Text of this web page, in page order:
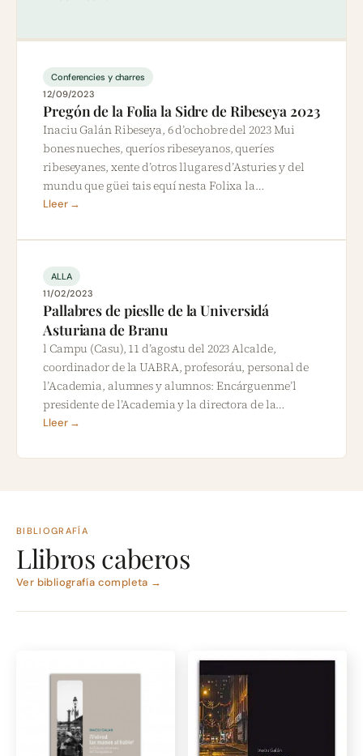
Conferencies y charres
12/09/2023
Pregón de la Folia la Sidre de Ribeseya 2023
Inaciu Galán Ribeseya, 6 d’ochobre del 2023 Mui
bones nueches, queríos ribeseyanos, queríes
ribeseyanes, xente d’otros llugares d’Asturies y del
mundu que güei tais equí nesta Folixa la…
Lleer →
ALLA
11/02/2023
Pallabres de pieslle de la Universidá
Asturiana de Branu
l Campu (Casu), 11 d’agostu del 2023 Alcalde,
coordinador de la UABRA, profesoráu, personal de
l’Academia, alumnes y alumnos: Encárguenme’l
presidente de l’Academia y la directora de la…
Lleer →
BIBLIOGRAFÍA
Llibros caberos
Ver bibliografía completa →